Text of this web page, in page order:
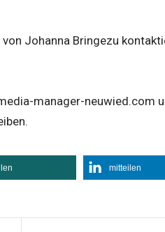
Johanna Bringezu
manager-neuwied.com
mitteilen